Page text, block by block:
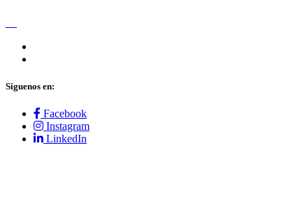
Siguenos en:
Facebook
Instagram
LinkedIn